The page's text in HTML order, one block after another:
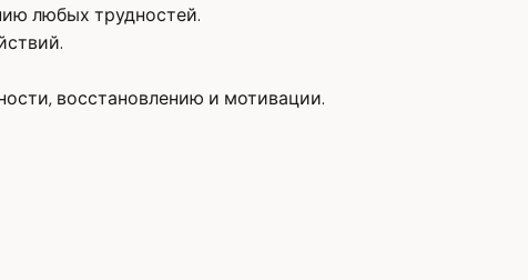
любых трудностей.
восстановлению и мотивации.